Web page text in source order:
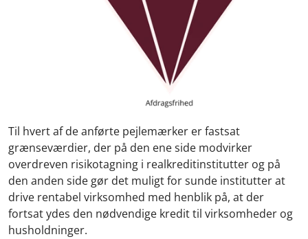
Til hvert af de anførte pejlemærker er fastsat
grænseværdier, der på den ene side modvirker
overdreven risikotagning i realkreditinstitutter og på
den anden side gør det muligt for sunde institutter at
drive rentabel virksomhed med henblik på, at der
fortsat ydes den nødvendige kredit til virksomheder og
husholdninger.